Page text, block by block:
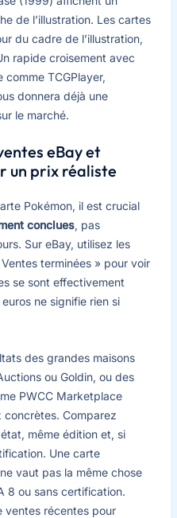
de l’illustration. Les cartes
du cadre de l’illustration,
rapide croisement avec
comme TCGPlayer,
donnera déjà une
le marché.
eBay et
un prix réaliste
Pokémon, il est crucial
conclues, pas
Sur eBay, utilisez les
terminées » pour voir
se sont effectivement
ne signifie rien si
des grandes maisons
ou Goldin, ou des
PWCC Marketplace
Comparez
même édition et, si
Une carte
vaut pas la même chose
8 ou sans certification.
ventes récentes pour